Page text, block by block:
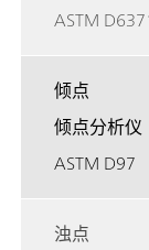
ASTM
倾点
倾点分析仪
ASTM D97
浊点